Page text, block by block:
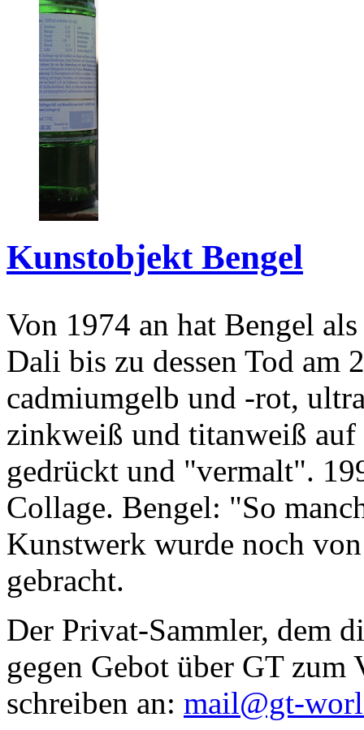
Kunstobjekt Bengel
Von 1974 an hat Bengel
Dali bis zu dessen Tod am
cadmiumgelb und -rot,
zinkweiß und titanweiß
gedrückt und "vermalt".
Collage. Bengel: "So
Kunstwerk wurde noch
gebracht.
Der Privat-Sammler, dem
gegen Gebot über GT zum
schreiben an: mail@gt-